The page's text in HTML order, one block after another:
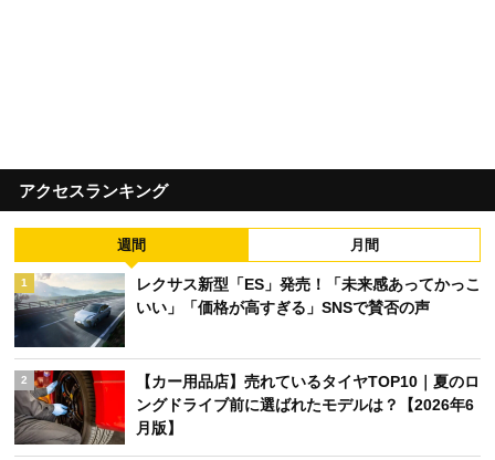
アクセスランキング
週間 月間
1
レクサス新型「ES」発売！「未来感あってかっこ
いい」「価格が高すぎる」SNSで賛否の声
2
【カー用品店】売れているタイヤTOP10｜夏のロ
ングドライブ前に選ばれたモデルは？【2026年6
月版】